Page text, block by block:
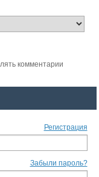
комментарии
Регистрация
Забыли пароль?